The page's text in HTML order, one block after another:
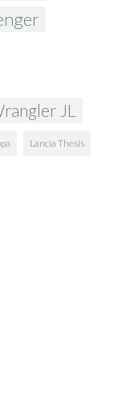
JL
Lancia Thesis